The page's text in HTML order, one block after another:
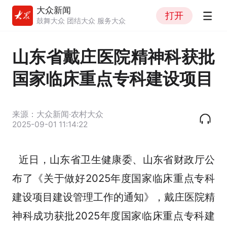
大众新闻
鼓舞大众 团结大众 服务大众
打开
山东省戴庄医院精神科获批
国家临床重点专科建设项目
来源：大众新闻·农村大众
2025-09-01 11:14:22
近日，山东省卫生健康委、山东省财政厅公
布了《关于做好2025年度国家临床重点专科
建设项目建设管理工作的通知》，戴庄医院精
神科成功获批2025年度国家临床重点专科建